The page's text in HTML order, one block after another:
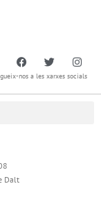
nos a les xarxes socials
Dalt